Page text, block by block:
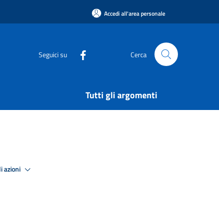
Accedi all'area personale
Seguici su Cerca
Tutti gli argomenti
azioni